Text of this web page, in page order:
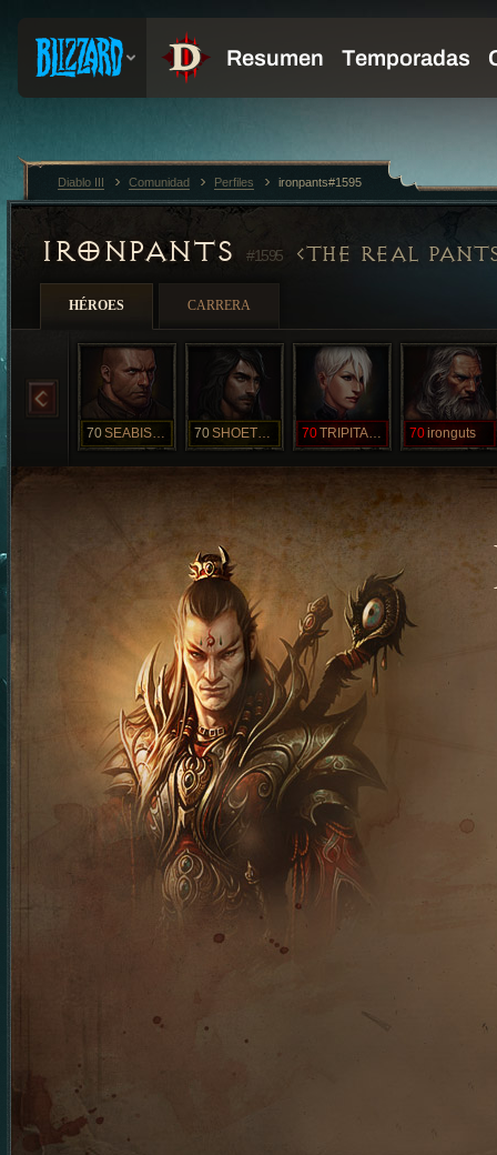
IRONPANTS #1595 THE REAL
HÉROES CARRERA
70 SEABISCUIT 70 SHOETEST 70 TRIPITACA 70ironguts
Diablo III Comunidad Perfiles ironpants#1595